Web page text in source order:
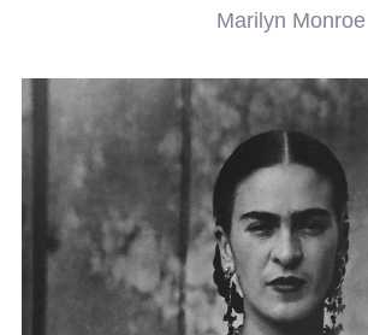
Marilyn Monroe